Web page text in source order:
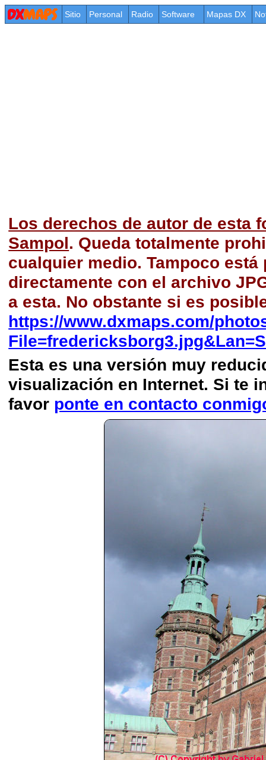
Sitio Personal Radio Software Mapas DX
Los derechos de autor de esta
Sampol. Queda totalmente
cualquier medio. Tampoco
directamente con el archivo
a esta. No obstante si es
https://www.dxmaps.com/
File=fredericksborg3.jpg&Lan=S
Esta es una versión muy
visualización en Internet. Si te
favor ponte en contacto